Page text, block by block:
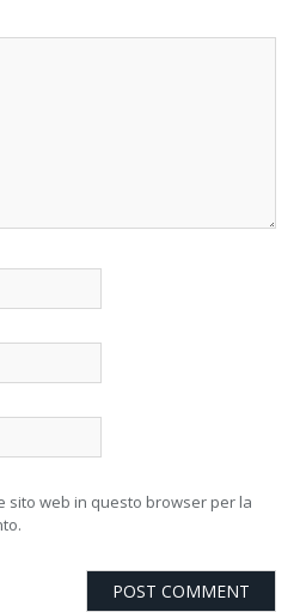
sito web in questo browser per la